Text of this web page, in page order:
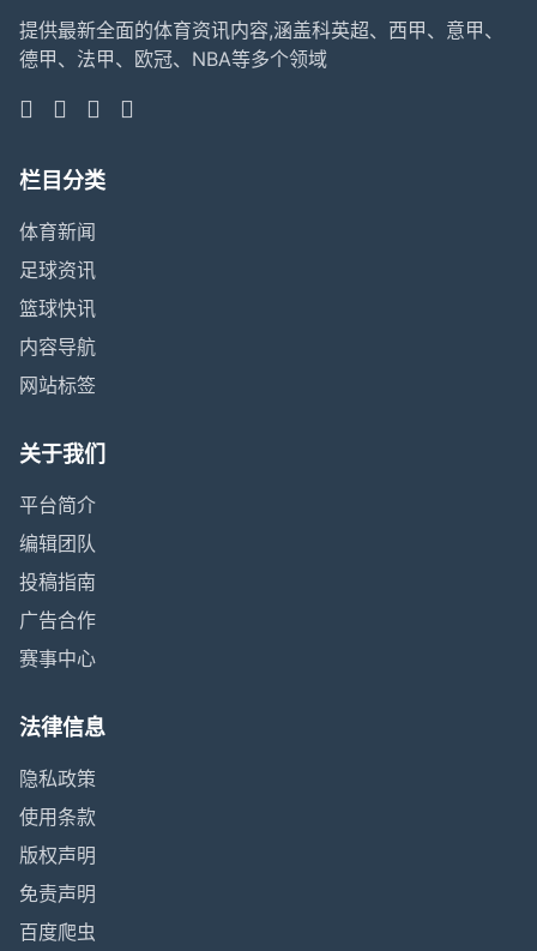
提供最新全面的体育资讯内容,涵盖科英超、西甲、意甲、
德甲、法甲、欧冠、NBA等多个领域
栏目分类
体育新闻
足球资讯
篮球快讯
内容导航
网站标签
关于我们
平台简介
编辑团队
投稿指南
广告合作
赛事中心
法律信息
隐私政策
使用条款
版权声明
免责声明
百度爬虫